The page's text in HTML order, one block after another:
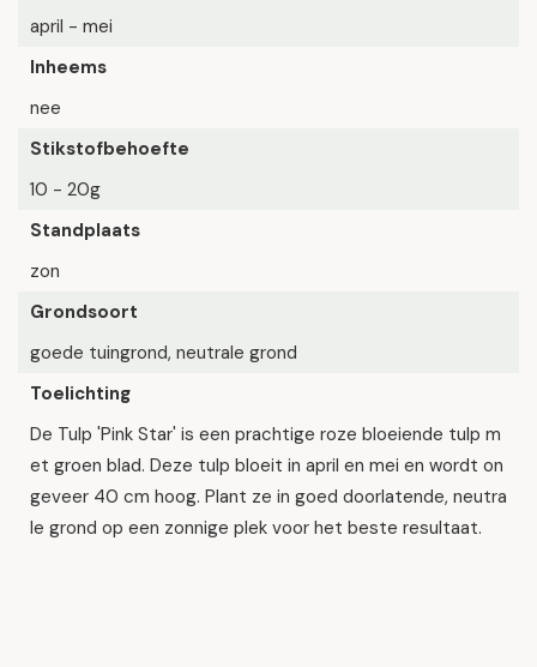
april - mei
Inheems
nee
Stikstofbehoefte
10 - 20g
Standplaats
zon
Grondsoort
goede tuingrond, neutrale grond
Toelichting
De Tulp 'Pink Star' is een prachtige roze bloeiende tulp m
et groen blad. Deze tulp bloeit in april en mei en wordt on
geveer 40 cm hoog. Plant ze in goed doorlatende, neutra
le grond op een zonnige plek voor het beste resultaat.